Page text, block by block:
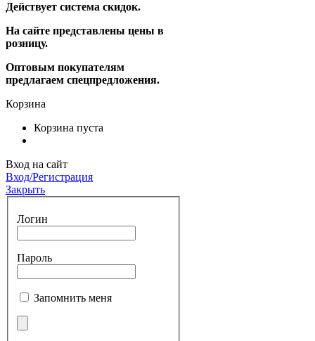
Действует система скидок.
На сайте представлены цены в
розницу.
Оптовым покупателям
предлагаем спецпредложения.
Корзина
Корзина пуста
Вход на сайт
Вход/Регистрация
Закрыть
Логин
Пароль
Запомнить меня